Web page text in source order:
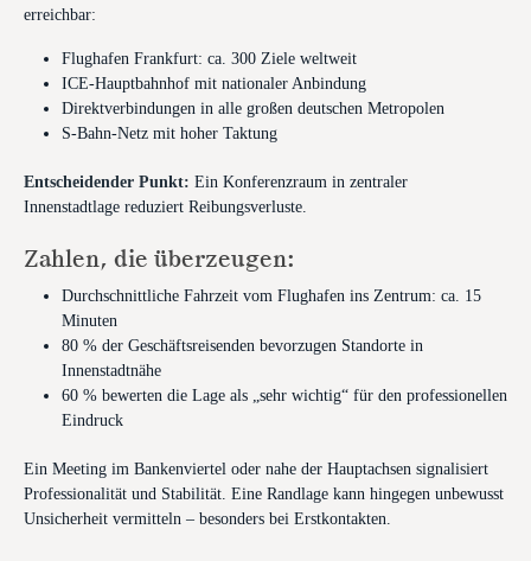
erreichbar:
Flughafen Frankfurt: ca. 300 Ziele weltweit
ICE-Hauptbahnhof mit nationaler Anbindung
Direktverbindungen in alle großen deutschen Metropolen
S-Bahn-Netz mit hoher Taktung
Entscheidender Punkt: Ein Konferenzraum in zentraler
Innenstadtlage reduziert Reibungsverluste.
Zahlen, die überzeugen:
Durchschnittliche Fahrzeit vom Flughafen ins Zentrum: ca. 15
Minuten
80 % der Geschäftsreisenden bevorzugen Standorte in
Innenstadtnähe
60 % bewerten die Lage als „sehr wichtig“ für den professionellen
Eindruck
Ein Meeting im Bankenviertel oder nahe der Hauptachsen signalisiert
Professionalität und Stabilität. Eine Randlage kann hingegen unbewusst
Unsicherheit vermitteln – besonders bei Erstkontakten.